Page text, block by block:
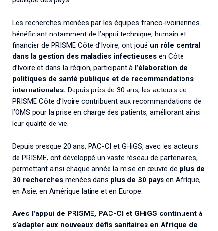
Les recherches menées par les équipes franco-ivoiriennes,
bénéficiant notamment de l’appui technique, humain et
financier de PRISME Côte d’Ivoire, ont joué un rôle central
dans la gestion des maladies infectieuses en Côte
d’Ivoire et dans la région, participant à l’élaboration de
politiques de santé publique et de recommandations
internationales. Depuis près de 30 ans, les acteurs de
PRISME Côte d’Ivoire contribuent aux recommandations de
l’OMS pour la prise en charge des patients, améliorant ainsi
leur qualité de vie.
Depuis presque 20 ans, PAC-CI et GHiGS, avec les acteurs
de PRISME, ont développé un vaste réseau de partenaires,
permettant ainsi chaque année la mise en œuvre de plus de
30 recherches menées dans plus de 30 pays en Afrique,
en Asie, en Amérique latine et en Europe.
Avec l’appui de PRISME, PAC-CI et GHiGS continuent à
s’adapter aux nouveaux défis sanitaires en Afrique de